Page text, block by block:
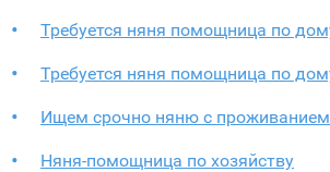
Требуется няня помощница по
Требуется няня помощница по
Ищем срочно няню с проживанием
Няня-помощница по хозяйству